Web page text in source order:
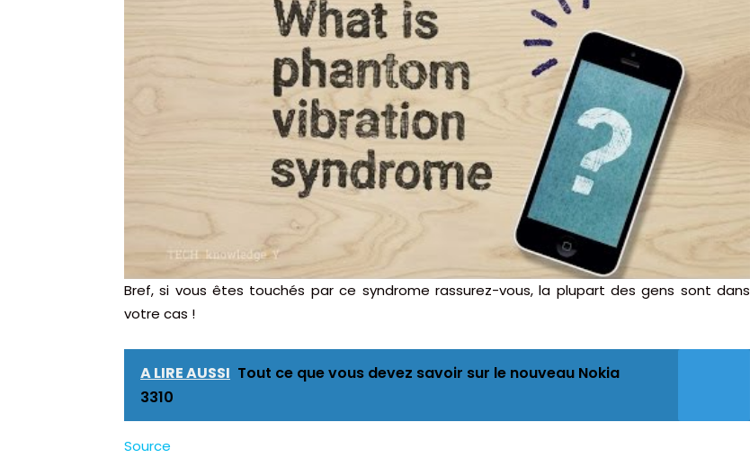
Bref, si vous êtes touchés par ce syndrome rassurez-vous, la plupart des gens sont dans
votre cas !
A LIRE AUSSI Tout ce que vous devez savoir sur le nouveau Nokia
3310
Source